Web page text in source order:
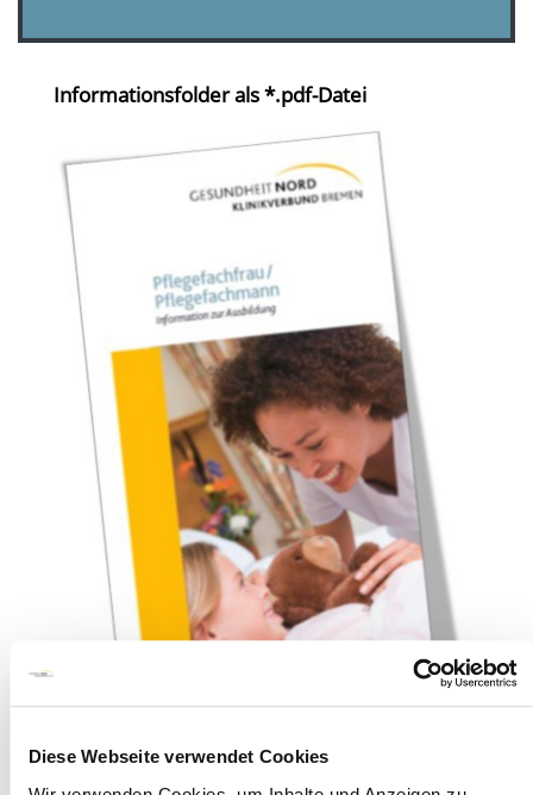
Diese Webseite verwendet Cookies
Informationsfolder als *.pdf-Datei